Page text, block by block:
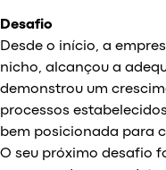
Desafio
Desde o início, a
nicho, alcançou a
demonstrou um
processos
bem posicionada para
O seu próximo desafio